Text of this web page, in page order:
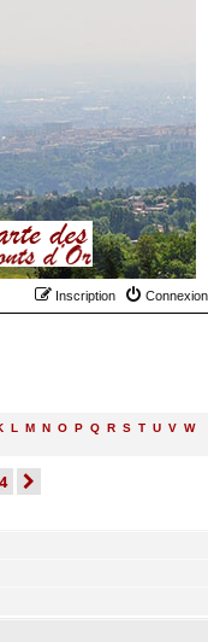
Connexion
Inscription
L M N O P Q R S T U V W
4